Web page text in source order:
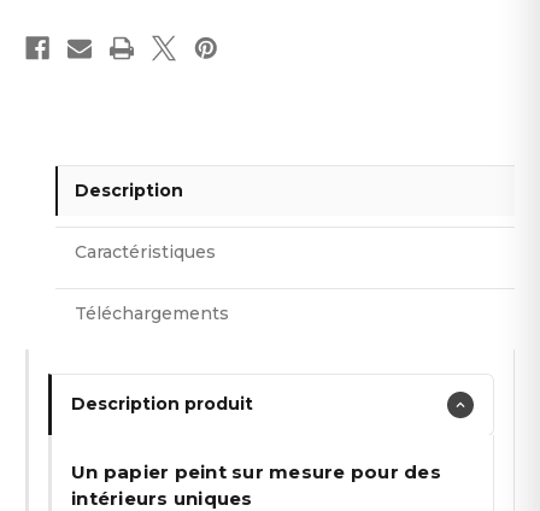
Description
Caractéristiques
Téléchargements
Description produit
Un papier peint sur mesure pour des
intérieurs uniques